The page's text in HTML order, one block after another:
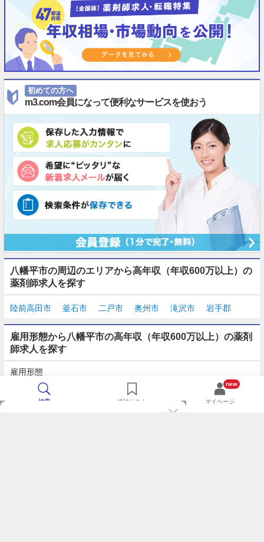
初めての方へ
m3.com会員になって便利なサービスを使おう
八幡平市の周辺のエリアから高年収（年収600万以上）の
薬剤師求人を探す
陸前高田市 釜石市 二戸市 奥州市 滝沢市 岩手郡
雇用形態から八幡平市の高年収（年収600万以上）の薬剤
師求人を探す
雇用形態
契約社員 パート・アルバイト
検索 検討リスト
new
マイページ